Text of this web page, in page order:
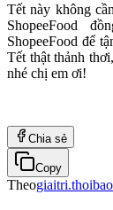
Tết này không
ShopeeFood
ShopeeFood để
Tết thật thảnh
nhé chị em ơi!
Chia sẻ
Copy
Theo